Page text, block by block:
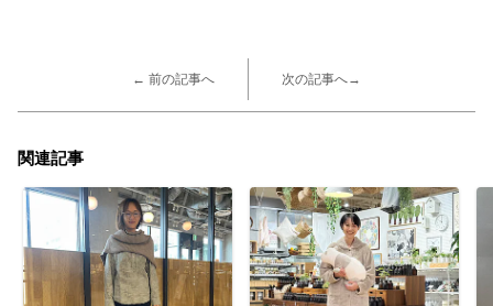
← 前の記事へ 次の記事へ→
関連記事